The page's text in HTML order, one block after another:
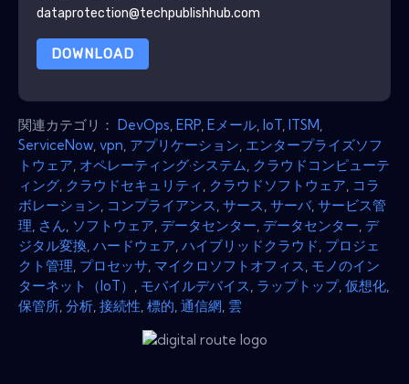
dataprotection@techpublishhub.com
DOWNLOAD
関連カテゴリ： DevOps ERP Eメール IoT ITSM
ServiceNow vpn アプリケーション エンタープライズソフ
トウェア オペレーティング·システム クラウドコンピューテ
ィング クラウドセキュリティ クラウドソフトウェア コラ
ボレーション コンプライアンス サース サーバ, サービス管
理 さん ソフトウェア データセンター データセンター デ
ジタル変換 ハードウェア ハイブリッドクラウド プロジェ
クト管理 プロセッサ マイクロソフトオフィス モノのイン
ターネット（IoT）
モバイルデバイス ラップトップ, 仮想化
保管所 分析 接続性 標的 通信網 雲